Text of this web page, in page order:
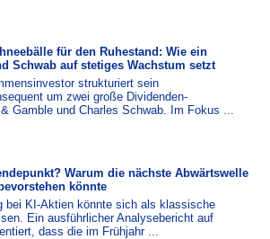
für den Ruhestand: Wie ein
Schwab auf stetiges Wachstum setzt
strukturiert sein
um zwei große Dividenden-​
Gamble und Charles Schwab. Im Fokus ...
Warum die nächste Abwärtswelle
könnte
bei KI-Aktien könnte sich als klassische
Ein ausführlicher Analysebericht auf
dass die im Frühjahr ...